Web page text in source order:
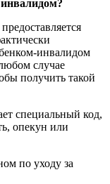
инвалидом
случае
получить такой
специальный код,
опекун или
по уходу за